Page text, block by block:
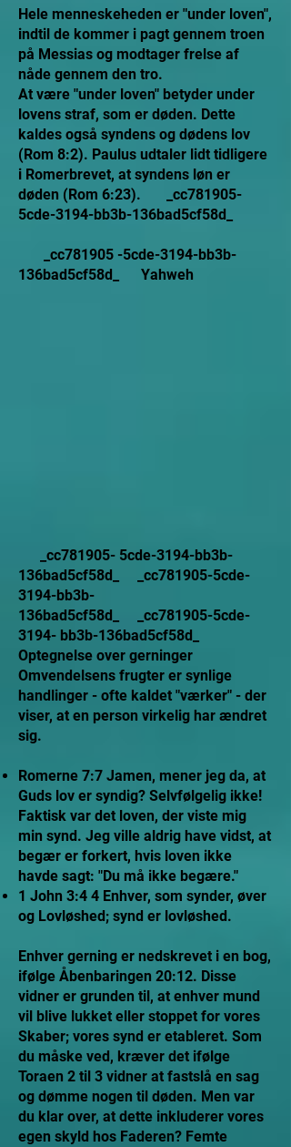
Hele menneskeheden er "under loven",
indtil de kommer i pagt gennem troen
på Messias og modtager frelse af
nåde gennem den tro.
At være "under loven" betyder under
lovens straf, som er døden. Dette
kaldes også syndens og dødens lov
(Rom 8:2). Paulus udtaler lidt tidligere
i Romerbrevet, at syndens løn er
døden (Rom 6:23). _cc781905-
5cde-3194-bb3b-136bad5cf58d_
_cc781905 -5cde-3194-bb3b-
136bad5cf58d_ Yahweh
_cc781905- 5cde-3194-bb3b-
136bad5cf58d_ _cc781905-5cde-
3194-bb3b-
136bad5cf58d_ _cc781905-5cde-
3194- bb3b-136bad5cf58d_
Optegnelse over gerninger
Omvendelsens frugter er synlige
handlinger - ofte kaldet "værker" - der
viser, at en person virkelig har ændret
sig.
Romerne 7:7 Jamen, mener jeg da, at
Guds lov er syndig? Selvfølgelig ikke!
Faktisk var det loven, der viste mig
min synd. Jeg ville aldrig have vidst, at
begær er forkert, hvis loven ikke
havde sagt: "Du må ikke begære."
1 John 3:4 4 Enhver, som synder, øver
og Lovløshed; synd er lovløshed.
Enhver gerning er nedskrevet i en bog,
ifølge Åbenbaringen 20:12. Disse
vidner er grunden til, at enhver mund
vil blive lukket eller stoppet for vores
Skaber; vores synd er etableret. Som
du måske ved, kræver det ifølge
Toraen 2 til 3 vidner at fastslå en sag
og dømme nogen til døden. Men var
du klar over, at dette inkluderer vores
egen skyld hos Faderen? Femte